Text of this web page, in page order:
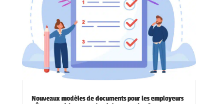
Nouveaux modèles de documents pour les employeurs